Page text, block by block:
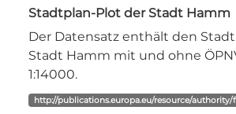
Stadtplan-Plot der Stadt Hamm
Der Datensatz enthält den
Stadt Hamm mit und ohne
1:14000.
http://publications.europa.eu/resource/authority/